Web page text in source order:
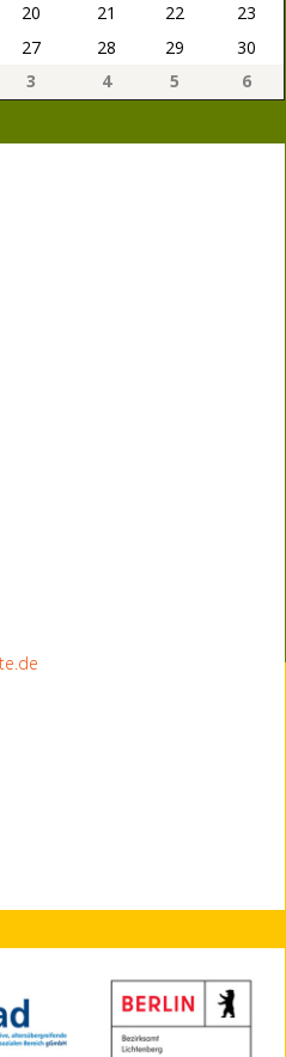
20 21 22
23
27 28 29
30
3 4 5 6